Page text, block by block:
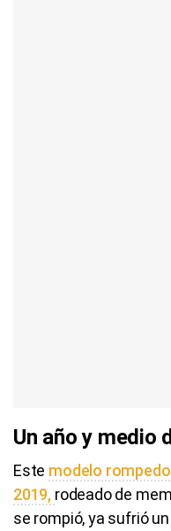
Un año y medio
Este modelo
2019, rodeado de
se rompió, ya sufrió